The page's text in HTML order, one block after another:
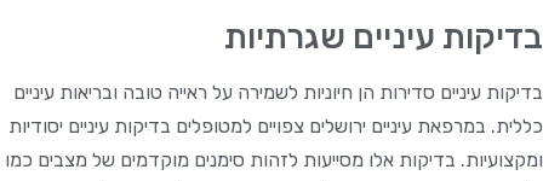
בדיקות עיניים שגרתיות
בדיקות עיניים סדירות הן חיוניות לשמירה על ראייה טובה ובריאות עיניים
כללית. במרפאת עיניים ירושלים צפויים למטופלים בדיקות עיניים יסודיות
ומקצועיות. בדיקות אלו מסייעות לזהות סימנים מוקדמים של מצבים כמו